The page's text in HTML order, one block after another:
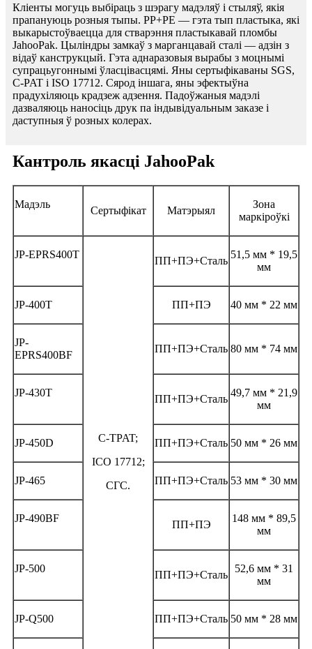
Кліенты могуць выбіраць з шэрагу мадэляў і стыляў, якія
прапануюць розныя тыпы. PP+PE — гэта тып пластыка, які
выкарыстоўваецца для стварэння пластыкавай пломбы
JahooPak. Цыліндры замкаў з марганцавай сталі — адзін з
відаў канструкцый. Гэта аднаразовыя вырабы з моцнымі
супрацьугоннымі ўласцівасцямі. Яны сертыфікаваны SGS,
C-PAT і ISO 17712. Сярод іншага, яны эфектыўна
прадухіляюць крадзеж адзення. Падоўжаныя мадэлі
дазваляюць наносіць друк па індывідуальным заказе і
даступныя ў розных колерах.
Кантроль якасці JahooPak
Мадэль
Сертыфікат Матэрыял
Зона
маркіроўкі
JP-EPRS400T
C-TPAT;
ІСО 17712;
СГС.
ПП+ПЭ+Сталь
51,5 мм * 19,5
мм
JP-400T ПП+ПЭ 40 мм * 22 мм
JP-
EPRS400BF
ПП+ПЭ+Сталь 80 мм * 74 мм
JP-430T
ПП+ПЭ+Сталь
49,7 мм * 21,9
мм
JP-450D ПП+ПЭ+Сталь 50 мм * 26 мм
JP-465 ПП+ПЭ+Сталь 53 мм * 30 мм
JP-490BF
ПП+ПЭ
148 мм * 89,5
мм
JP-500
ПП+ПЭ+Сталь
52,6 мм * 31
мм
JP-Q500 ПП+ПЭ+Сталь 50 мм * 28 мм